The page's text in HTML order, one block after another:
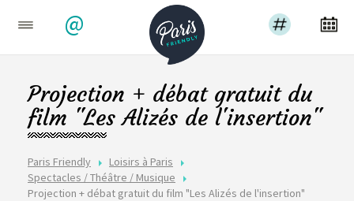
@
Paris Friendly
Loisirs à Paris
Spectacles / Théâtre / Musique
Projection + débat gratuit du film "Les Alizés de l'insertion"
Projection + débat gratuit du
film "Les Alizés de l'insertion"